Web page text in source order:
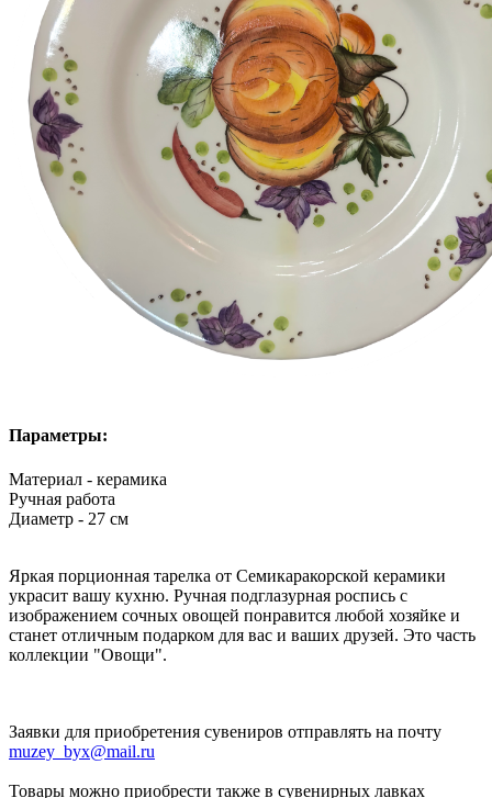
Параметры:
Материал - керамика
Ручная работа
Диаметр - 27 см
Яркая порционная тарелка от Семикаракорской керамики
украсит вашу кухню. Ручная подглазурная роспись с
изображением сочных овощей понравится любой хозяйке и
станет отличным подарком для вас и ваших друзей. Это часть
коллекции "Овощи".
Заявки для приобретения сувениров отправлять на почту
muzey_byx@mail.ru
Товары можно приобрести также в сувенирных лавках